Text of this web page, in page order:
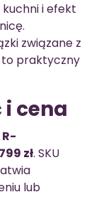
i efekt
związane z
to praktyczny
cena
zł. SKU
lub